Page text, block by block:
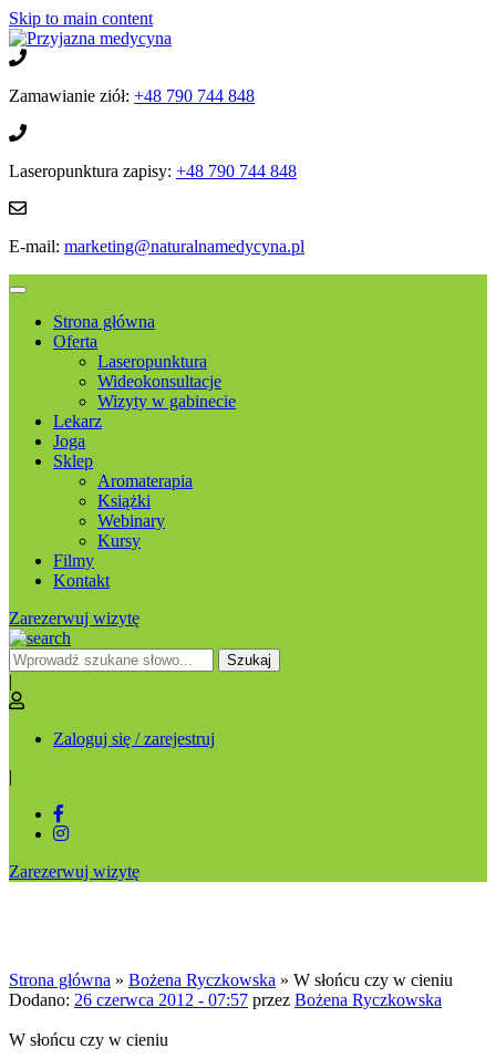
Skip to main content
Zamawianie ziół: +48 790 744 848
Laseropunktura zapisy: +48 790 744 848
E-mail: marketing@naturalnamedycyna.pl
Strona główna
Oferta
Laseropunktura
Wideokonsultacje
Wizyty w gabinecie
Lekarz
Joga
Sklep
Aromaterapia
Książki
Webinary
Kursy
Filmy
Kontakt
Zarezerwuj wizytę
Szukaj
|
Zaloguj się / zarejestruj
|
Zarezerwuj wizytę
Strona główna » Bożena Ryczkowska » W słońcu czy w cieniu
Dodano: 26 czerwca 2012 - 07:57 przez Bożena Ryczkowska
W słońcu czy w cieniu